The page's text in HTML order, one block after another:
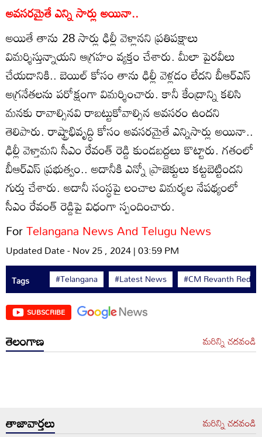
అవసరమైతే ఎన్ని సార్లు అయినా..
అయితే తాను 28 సార్లు ఢిల్లీ వెళ్లానని ప్రతిపక్షాలు
విమర్శిస్తున్నాయని ఆగ్రహం వ్యక్తం చేశారు. మీలా పైరవీలు
చేయడానికి.. బెయిల్ కోసం తాను ఢిల్లీ వెళ్లడం లేదని బీఆర్ఎస్
అగ్రనేతలను పరోక్షంగా విమర్శించారు. కానీ కేంద్రాన్ని కలిసి
మనకు రావాల్సినవి రాబట్టుకోవాల్సిన అవసరం ఉందని
తెలిపారు. రాష్ట్రాభివృద్ధి కోసం అవసరమైతే ఎన్నిసార్లు అయినా..
ఢిల్లీ వెళ్తామని సీఎం రేవంత్ రెడ్డి కుండబద్దలు కొట్టారు. గతంలో
బీఆర్ఎస్ ప్రభుత్వం.. అదానీకి ఎన్నో ప్రాజెక్టులు కట్టబెట్టిందని
గుర్తు చేశారు. అదానీ సంస్థపై లంచాల విమర్శల నేపథ్యంలో
సీఎం రేవంత్ రెడ్డిపై విధంగా స్పందించారు.
ForTelangana News And Telugu News
Updated Date - Nov 25 , 2024 | 03:59 PM
Tags #Telangana #Latest News #CM Revanth Reddy
SUBSCRIBE
తెలంగాణ మరిన్ని చదవండి
తాజావార్తలు మరిన్ని చదవండి